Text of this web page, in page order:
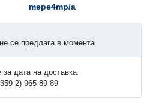
mepe4mp/a
се предлага в момента
за дата на доставка:
2) 965 89 89